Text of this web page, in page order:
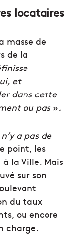
locataires
masse de
de la
et
dans cette
ou pas ».
a pas de
point, les
la Ville. Mais
sur son
du taux
ou encore
charge.